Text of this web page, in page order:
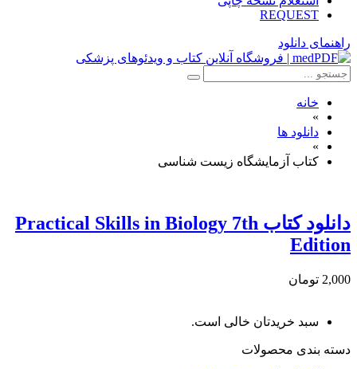
REQUEST
راهنمای دانلود
خانه
»
دانلود ها
»
کتاب آزمایشگاه زیست شناسی
دانلود كتاب Practical Skills in Biology 7th
Edition
2,000 تومان
سبد خریدتان خالی است.
دسته بندی محصولات